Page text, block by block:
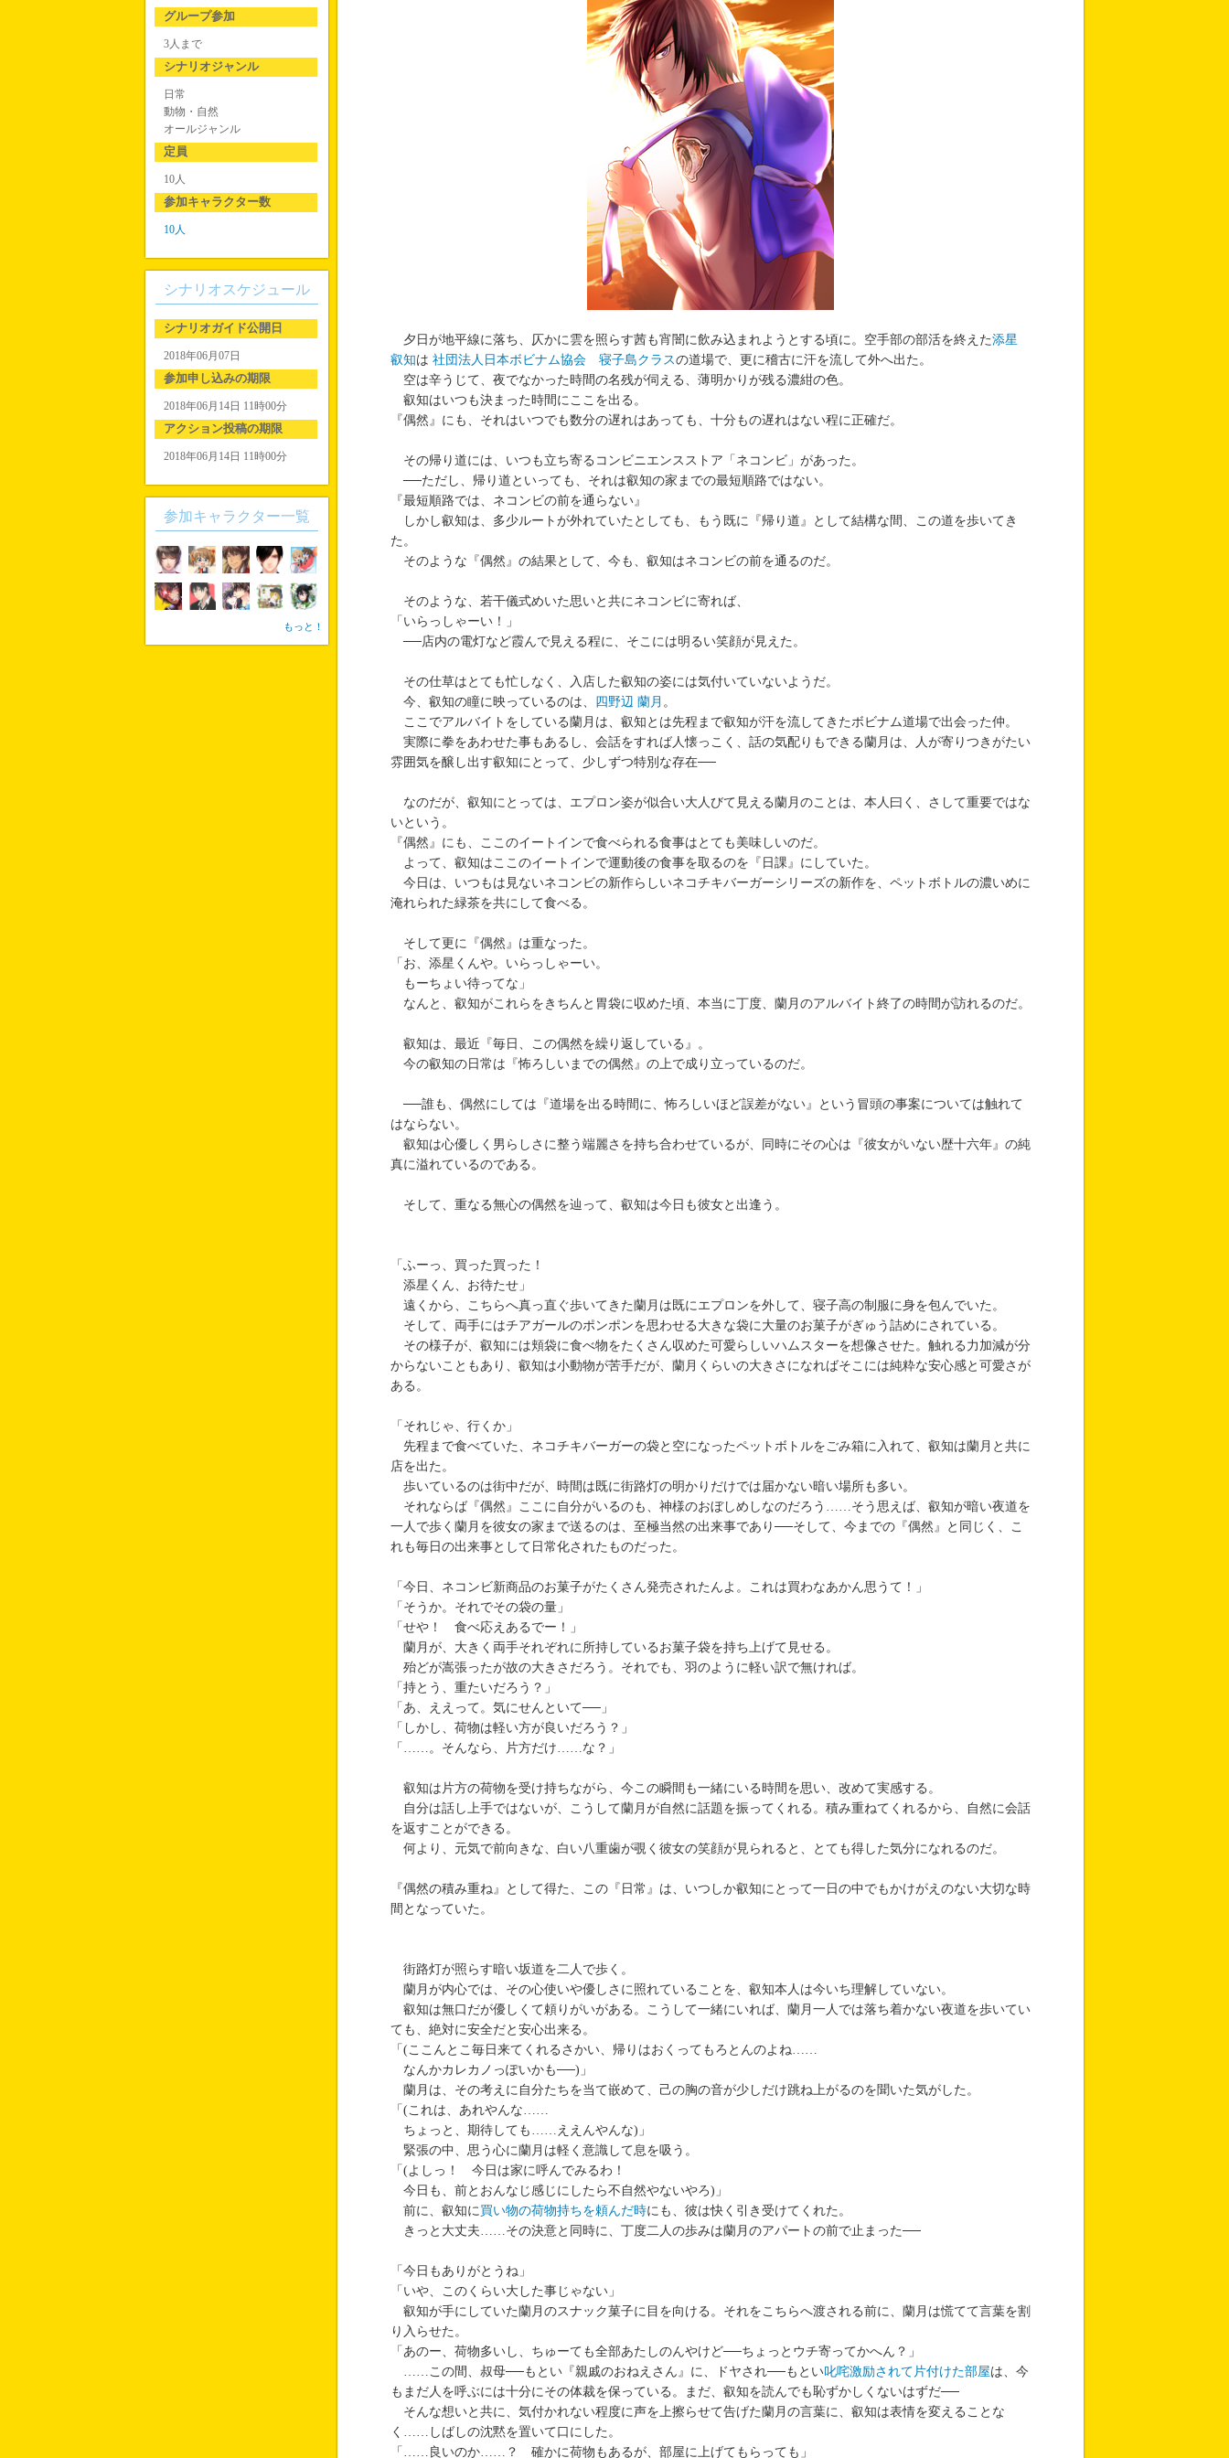
夕日が地平線に落ち、仄かに雲を照らす茜も宵闇に飲み込まれようとする頃に。空手部の部活を終えた添星
叡知は 社団法人日本ボビナム協会 寝子島クラスの道場で、更に稽古に汗を流して外へ出た。
空は辛うじて、夜でなかった時間の名残が伺える、薄明かりが残る濃紺の色。
叡知はいつも決まった時間にここを出る。
『偶然』にも、それはいつでも数分の遅れはあっても、十分もの遅れはない程に正確だ。
その帰り道には、いつも立ち寄るコンビニエンスストア「ネコンビ」があった。
──ただし、帰り道といっても、それは叡知の家までの最短順路ではない。
『最短順路では、ネコンビの前を通らない』
しかし叡知は、多少ルートが外れていたとしても、もう既に『帰り道』として結構な間、この道を歩いてき
た。
そのような『偶然』の結果として、今も、叡知はネコンビの前を通るのだ。
そのような、若干儀式めいた思いと共にネコンビに寄れば、
「いらっしゃーい！」
──店内の電灯など霞んで見える程に、そこには明るい笑顔が見えた。
その仕草はとても忙しなく、入店した叡知の姿には気付いていないようだ。
今、叡知の瞳に映っているのは、
四野辺 蘭月 。
ここでアルバイトをしている蘭月は、叡知とは先程まで叡知が汗を流してきたボビナム道場で出会った仲。
実際に拳をあわせた事もあるし、会話をすれば人懐っこく、話の気配りもできる蘭月は、人が寄りつきがたい
雰囲気を醸し出す叡知にとって、少しずつ特別な存在──
なのだが、叡知にとっては、エプロン姿が似合い大人びて見える蘭月のことは、本人曰く、さして重要ではな
いという。
『偶然』にも、ここのイートインで食べられる食事はとても美味しいのだ。
よって、叡知はここのイートインで運動後の食事を取るのを『日課』にしていた。
今日は、いつもは見ないネコンビの新作らしいネコチキバーガーシリーズの新作を、ペットボトルの濃いめに
淹れられた緑茶を共にして食べる。
そして更に『偶然』は重なった。
「お、添星くんや。いらっしゃーい。
もーちょい待ってな」
なんと、叡知がこれらをきちんと胃袋に収めた頃、本当に丁度、蘭月のアルバイト終了の時間が訪れるのだ。
叡知は、最近『毎日、この偶然を繰り返している』。
今の叡知の日常は『怖ろしいまでの偶然』の上で成り立っているのだ。
──誰も、偶然にしては『道場を出る時間に、怖ろしいほど誤差がない』という冒頭の事案については触れて
はならない。
叡知は心優しく男らしさに整う端麗さを持ち合わせているが、同時にその心は『彼女がいない歴十六年』の純
真に溢れているのである。
そして、重なる無心の偶然を辿って、叡知は今日も彼女と出逢う。
「ふーっ、買った買った！
添星くん、お待たせ」
遠くから、こちらへ真っ直ぐ歩いてきた蘭月は既にエプロンを外して、寝子高の制服に身を包んでいた。
そして、両手にはチアガールのポンポンを思わせる大きな袋に大量のお菓子がぎゅう詰めにされている。
その様子が、叡知には頬袋に食べ物をたくさん収めた可愛らしいハムスターを想像させた。触れる力加減が分
からないこともあり、叡知は小動物が苦手だが、蘭月くらいの大きさになればそこには純粋な安心感と可愛さが
ある。
「それじゃ、行くか」
先程まで食べていた、ネコチキバーガーの袋と空になったペットボトルをごみ箱に入れて、叡知は蘭月と共に
店を出た。
歩いているのは街中だが、時間は既に街路灯の明かりだけでは届かない暗い場所も多い。
それならば『偶然』ここに自分がいるのも、神様のおぼしめしなのだろう……そう思えば、叡知が暗い夜道を
一人で歩く蘭月を彼女の家まで送るのは、至極当然の出来事であり──そして、今までの『偶然』と同じく、こ
れも毎日の出来事として日常化されたものだった。
「今日、ネコンビ新商品のお菓子がたくさん発売されたんよ。これは買わなあかん思うて！」
「そうか。それでその袋の量」
「せや！ 食べ応えあるでー！」
蘭月が、大きく両手それぞれに所持しているお菓子袋を持ち上げて見せる。
殆どが嵩張ったが故の大きさだろう。それでも、羽のように軽い訳で無ければ。
「持とう、重たいだろう？」
「あ、ええって。気にせんといて──」
「しかし、荷物は軽い方が良いだろう？」
「……。そんなら、片方だけ……な？」
叡知は片方の荷物を受け持ちながら、今この瞬間も一緒にいる時間を思い、改めて実感する。
自分は話し上手ではないが、こうして蘭月が自然に話題を振ってくれる。積み重ねてくれるから、自然に会話
を返すことができる。
何より、元気で前向きな、白い八重歯が覗く彼女の笑顔が見られると、とても得した気分になれるのだ。
『偶然の積み重ね』として得た、この『日常』は、いつしか叡知にとって一日の中でもかけがえのない大切な時
間となっていた。
街路灯が照らす暗い坂道を二人で歩く。
蘭月が内心では、その心使いや優しさに照れていることを、叡知本人は今いち理解していない。
叡知は無口だが優しくて頼りがいがある。こうして一緒にいれば、蘭月一人では落ち着かない夜道を歩いてい
ても、絶対に安全だと安心出来る。
「(ここんとこ毎日来てくれるさかい、帰りはおくってもろとんのよね……
なんかカレカノっぽいかも──)」
蘭月は、その考えに自分たちを当て嵌めて、己の胸の音が少しだけ跳ね上がるのを聞いた気がした。
「(これは、あれやんな……
ちょっと、期待しても……ええんやんな)」
緊張の中、思う心に蘭月は軽く意識して息を吸う。
「(よしっ！ 今日は家に呼んでみるわ！
今日も、前とおんなじ感じにしたら不自然やないやろ)」
前に、叡知に買い物の荷物持ちを頼んだ時にも、彼は快く引き受けてくれた。
きっと大丈夫……その決意と同時に、丁度二人の歩みは蘭月のアパートの前で止まった──
「今日もありがとうね」
「いや、このくらい大した事じゃない」
叡知が手にしていた蘭月のスナック菓子に目を向ける。それをこちらへ渡される前に、蘭月は慌てて言葉を割
り入らせた。
「あのー、荷物多いし、ちゅーても全部あたしのんやけど──ちょっとウチ寄ってかへん？」
……この間、叔母──もとい『親戚のおねえさん』に、ドヤされ──もとい叱咤激励されて片付けた部屋は、今
もまだ人を呼ぶには十分にその体裁を保っている。まだ、叡知を読んでも恥ずかしくないはずだ──
そんな想いと共に、気付かれない程度に声を上擦らせて告げた蘭月の言葉に、叡知は表情を変えることな
く……しばしの沈黙を置いて口にした。
「……良いのか……？ 確かに荷物もあるが、部屋に上げてもらっても」
グループ参加
3人まで
シナリオジャンル
日常
動物・自然
オールジャンル
定員
10人
参加キャラクター数
10人
シナリオスケジュール
シナリオガイド公開日
2018年06月07日
参加申し込みの期限
2018年06月14日 11時00分
アクション投稿の期限
2018年06月14日 11時00分
参加キャラクター一覧
もっと！